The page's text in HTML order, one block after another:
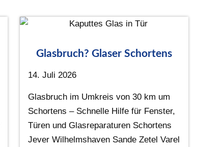
Glasbruch? Glaser Schortens
14. Juli 2026
Glasbruch im Umkreis von 30 km um
Schortens – Schnelle Hilfe für Fenster,
Türen und Glasreparaturen Schortens
Jever Wilhelmshaven Sande Zetel Varel